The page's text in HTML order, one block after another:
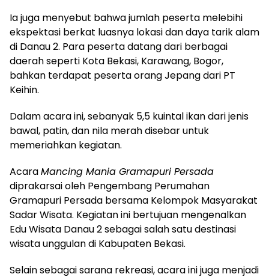
Ia juga menyebut bahwa jumlah peserta melebihi
ekspektasi berkat luasnya lokasi dan daya tarik alam
di Danau 2. Para peserta datang dari berbagai
daerah seperti Kota Bekasi, Karawang, Bogor,
bahkan terdapat peserta orang Jepang dari PT
Keihin.
Dalam acara ini, sebanyak 5,5 kuintal ikan dari jenis
bawal, patin, dan nila merah disebar untuk
memeriahkan kegiatan.
AcaraMancing Mania Gramapuri Persada
diprakarsai oleh Pengembang Perumahan
Gramapuri Persada bersama Kelompok Masyarakat
Sadar Wisata. Kegiatan ini bertujuan mengenalkan
Edu Wisata Danau 2 sebagai salah satu destinasi
wisata unggulan di Kabupaten Bekasi.
Selain sebagai sarana rekreasi, acara ini juga menjadi